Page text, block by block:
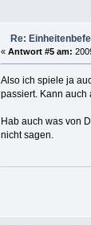
Re:
« Antwort #5 am:
Also ich spiele ja
passiert. Kann auch
Hab auch was von
nicht sagen.